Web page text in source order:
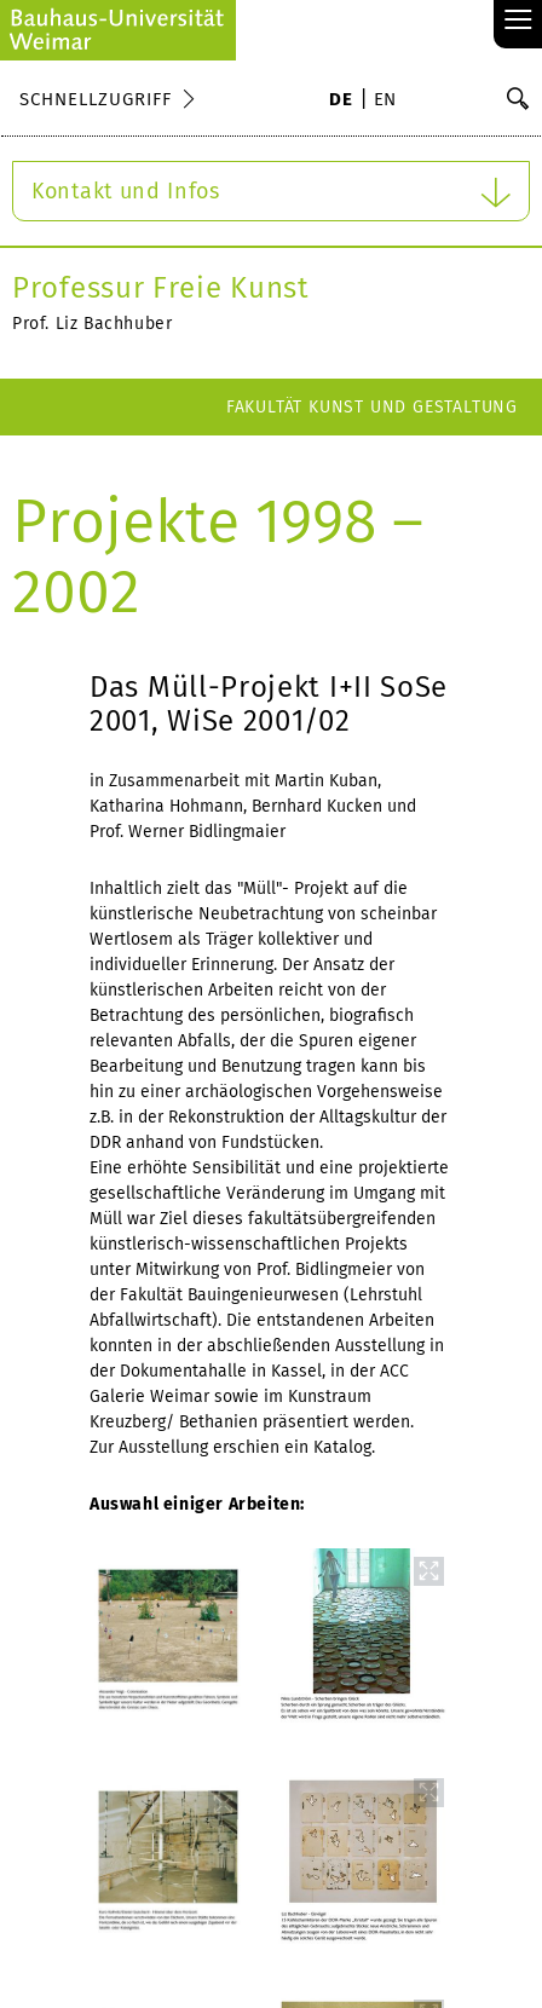
≡
SCHNELLZUGRIFF DE EN
Kontakt und Infos
Professur Freie Kunst
Prof. Liz Bachhuber
FAKULTÄT KUNST UND GESTALTUNG
Projekte 1998 –
2002
Das Müll-Projekt I+II SoSe
2001, WiSe 2001/02
in Zusammenarbeit mit Martin Kuban,
Katharina Hohmann, Bernhard Kucken und
Prof. Werner Bidlingmaier
Inhaltlich zielt das "Müll"- Projekt auf die
künstlerische Neubetrachtung von scheinbar
Wertlosem als Träger kollektiver und
individueller Erinnerung. Der Ansatz der
künstlerischen Arbeiten reicht von der
Betrachtung des persönlichen, biografisch
relevanten Abfalls, der die Spuren eigener
Bearbeitung und Benutzung tragen kann bis
hin zu einer archäologischen Vorgehensweise
z.B. in der Rekonstruktion der Alltagskultur der
DDR anhand von Fundstücken.
Eine erhöhte Sensibilität und eine projektierte
gesellschaftliche Veränderung im Umgang mit
Müll war Ziel dieses fakultätsübergreifenden
künstlerisch-wissenschaftlichen Projekts
unter Mitwirkung von Prof. Bidlingmeier von
der Fakultät Bauingenieurwesen (Lehrstuhl
Abfallwirtschaft). Die entstandenen Arbeiten
konnten in der abschließenden Ausstellung in
der Dokumentahalle in Kassel, in der ACC
Galerie Weimar sowie im Kunstraum
Kreuzberg/ Bethanien präsentiert werden.
Zur Ausstellung erschien ein Katalog.
Auswahl einiger Arbeiten: